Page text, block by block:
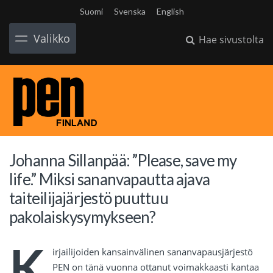
Suomi Svenska English
Valikko Hae sivustolta
Johanna Sillanpää: ”Please, save my
life.” Miksi sananvapautta ajava
taiteilijajärjestö puuttuu
pakolaiskysymykseen?
irjailijoiden kansainvälinen sananvapausjärjestö
PEN on tänä vuonna ottanut voimakkaasti kantaa